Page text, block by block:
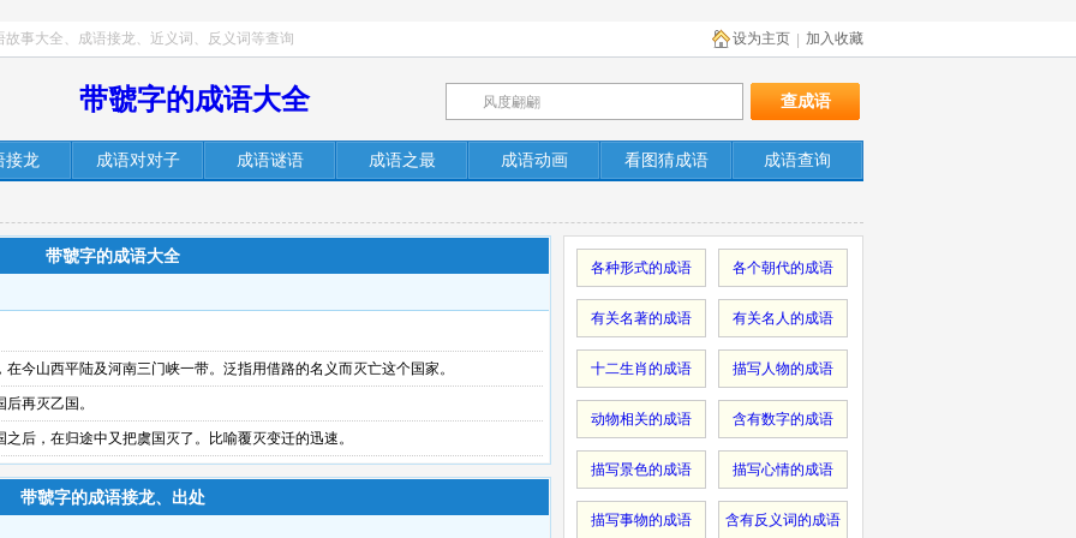
事大全、成语接龙、近义词、反义词等查询 加入收藏
设为主页
带虢字的成语大全
接龙 成语对对子 成语谜语 成语之最 成语动画 看图猜成语 成语查询
带虢字的成语大全
今山西平陆及河南三门峡一带。泛指用借路的名义而灭亡这个国家。
再灭乙国。
后，在归途中又把虞国灭了。比喻覆灭变迁的迅速。
带虢字的成语接龙、出处
各种形式的成语 各个朝代的成语
有关名著的成语 有关名人的成语
十二生肖的成语 描写人物的成语
动物相关的成语 含有数字的成语
描写景色的成语 描写心情的成语
描写事物的成语 含有反义词的成语